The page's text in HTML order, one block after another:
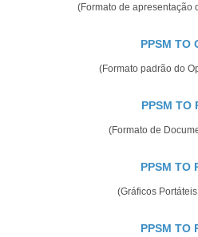
(Formato de apresentação
PPSM TO
(Formato padrão do
PPSM TO
(Formato de
PPSM TO
(Gráficos
PPSM TO